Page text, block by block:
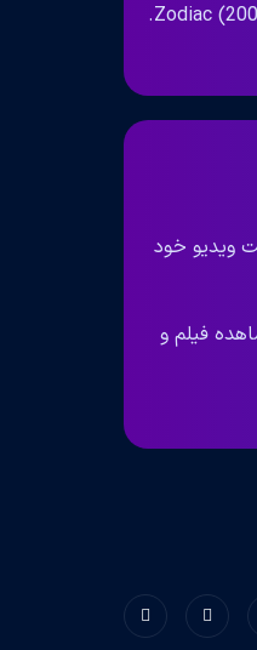
Zodiac
ویدیو خود
فیلم و